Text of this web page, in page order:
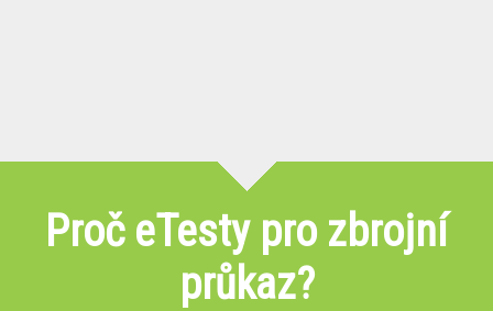
Proč eTesty pro zbrojní
průkaz?